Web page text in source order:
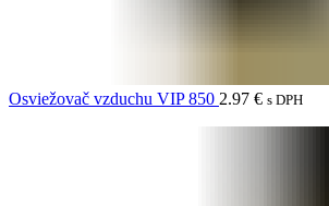
Osviežovač vzduchu VIP 850 2.97 € s DPH